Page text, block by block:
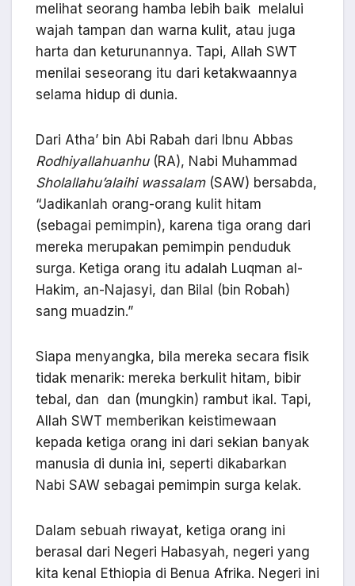
melihat seorang hamba lebih baik melalui
wajah tampan dan warna kulit, atau juga
harta dan keturunannya. Tapi, Allah SWT
menilai seseorang itu dari ketakwaannya
selama hidup di dunia.
Dari Atha’ bin Abi Rabah dari Ibnu Abbas
Rodhiyallahuanhu(RA), Nabi Muhammad
Sholallahu’alaihi wassalam(SAW) bersabda,
“Jadikanlah orang-orang kulit hitam
(sebagai pemimpin), karena tiga orang dari
mereka merupakan pemimpin penduduk
surga. Ketiga orang itu adalah Luqman al-
Hakim, an-Najasyi, dan Bilal (bin Robah)
sang muadzin.”
Siapa menyangka, bila mereka secara fisik
tidak menarik: mereka berkulit hitam, bibir
tebal, dan dan (mungkin) rambut ikal. Tapi,
Allah SWT memberikan keistimewaan
kepada ketiga orang ini dari sekian banyak
manusia di dunia ini, seperti dikabarkan
Nabi SAW sebagai pemimpin surga kelak.
Dalam sebuah riwayat, ketiga orang ini
berasal dari Negeri Habasyah, negeri yang
kita kenal Ethiopia di Benua Afrika. Negeri ini